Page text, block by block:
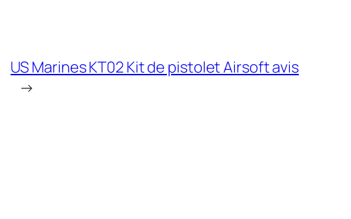
US Marines KT02 Kit de pistolet Airsoft avis
→